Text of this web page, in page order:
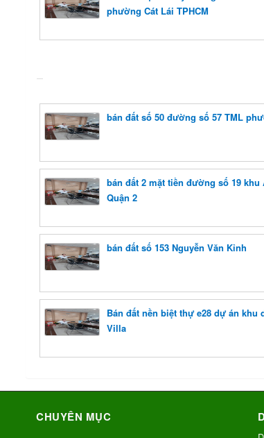
phường Cát Lái TPHCM
bán đất số 50 đường số 57 TML
bán đất 2 mặt tiền đường số 19 khu
Quận 2
bán đất số 153 Nguyễn Văn Kỉnh
Bán đất nền biệt thự e28 dự án khu
Villa
CHUYÊN MỤC